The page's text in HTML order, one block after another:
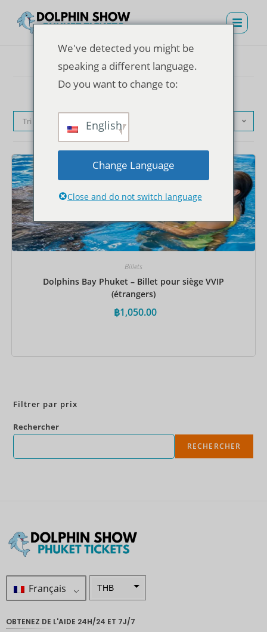
Tri par défaut
Billets
Dolphins Bay Phuket – Billet pour siège VVIP
(étrangers)
฿1,050.00
Filtrer par prix
Rechercher
RECHERCHER
Français THB
OBTENEZ DE L'AIDE 24H/24 ET 7J/7
We've detected you might be
speaking a different language.
Do you want to change to:
English
Change Language
Close and do not switch language